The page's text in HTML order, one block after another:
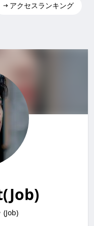
アクセスランキング
(Job)
(Job)